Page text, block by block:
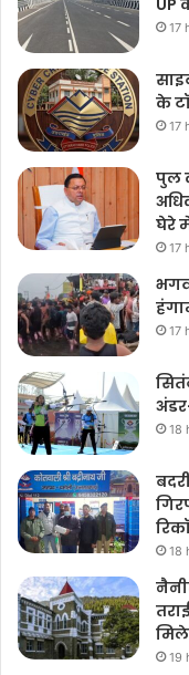
17
के
17
पुल
घेरे
17
17
18
18
19